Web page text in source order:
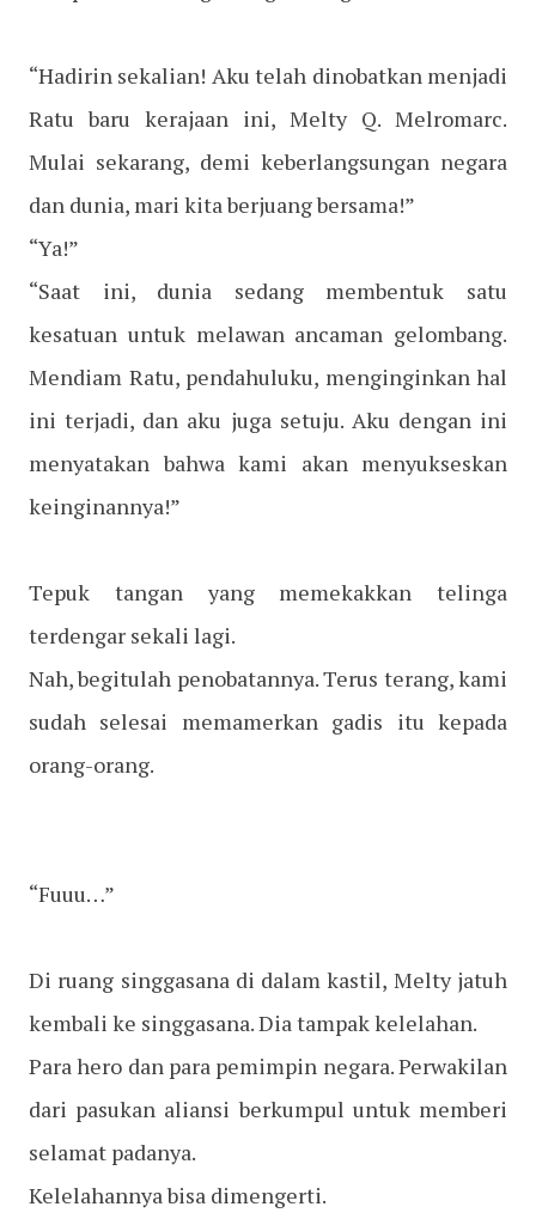
“Hadirin sekalian! Aku telah dinobatkan menjadi
Ratu baru kerajaan ini, Melty Q. Melromarc.
Mulai sekarang, demi keberlangsungan negara
dan dunia, mari kita berjuang bersama!”
“Ya!”
“Saat ini, dunia sedang membentuk satu
kesatuan untuk melawan ancaman gelombang.
Mendiam Ratu, pendahuluku, menginginkan hal
ini terjadi, dan aku juga setuju. Aku dengan ini
menyatakan bahwa kami akan menyukseskan
keinginannya!”
Tepuk tangan yang memekakkan telinga
terdengar sekali lagi.
Nah, begitulah penobatannya. Terus terang, kami
sudah selesai memamerkan gadis itu kepada
orang-orang.
“Fuuu…”
Di ruang singgasana di dalam kastil, Melty jatuh
kembali ke singgasana. Dia tampak kelelahan.
Para hero dan para pemimpin negara. Perwakilan
dari pasukan aliansi berkumpul untuk memberi
selamat padanya.
Kelelahannya bisa dimengerti.